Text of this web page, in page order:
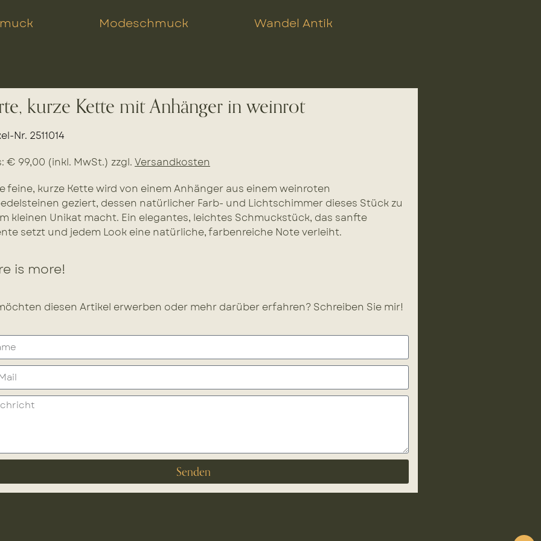
Modeschmuck Wandel Antik
kurze Kette mit Anhänger in weinrot
Nr. 2511014
€ 99,00 (inkl. MwSt.) zzgl. Versandkosten
feine, kurze Kette wird von einem Anhänger aus einem weinroten
geziert, dessen natürlicher Farb- und Lichtschimmer dieses Stück zu
kleinen Unikat macht. Ein elegantes, leichtes Schmuckstück, das sanfte
setzt und jedem Look eine natürliche, farbenreiche Note verleiht.
is more!
diesen Artikel erwerben oder mehr darüber erfahren? Schreiben Sie mir!
Senden